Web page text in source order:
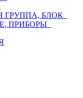
БЛОК
ПРИБОРЫ